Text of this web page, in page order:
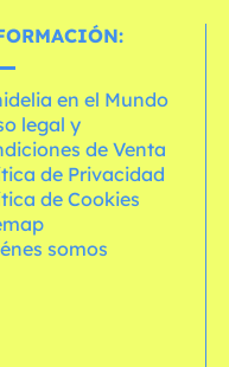
en el Mundo
legal y
de Venta
de Privacidad
de Cookies
somos